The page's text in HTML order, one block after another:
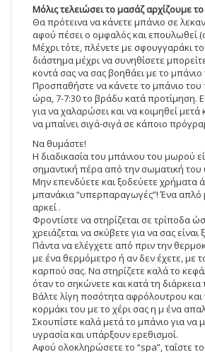
Μόλις τελειώσει το μασάζ αρχίζουμε
Θα πρότεινα να κάνετε μπάνιο σε
αφού πέσει ο ομφαλός και επουλωθεί
Μέχρι τότε, πλένετε με σφουγγαράκι
διάστημα μέχρι να συνηθίσετε
κοντά σας να σας βοηθάει με το
Προσπαθήστε να κάνετε το μπάνιο του
ώρα, 7-7:30 το βράδυ κατά προτίμηση.
για να χαλαρώσει και να κοιμηθεί μετά
να μπαίνει σιγά-σιγά σε κάποιο
Να θυμάστε!
Η διαδικασία του μπάνιου του μωρού
σημαντική πέρα από την σωματική του
Μην επενδύετε και ξοδεύετε χρήματα
μπανάκια “υπερπαραγωγές”! Ένα απλό
αρκεί .
Φροντίστε να στηρίζεται σε τρίποδα
χρειάζεται να σκύβετε για να σας είναι
Πάντα να ελέγχετε από πριν την
με ένα θερμόμετρο ή αν δεν έχετε, με
καρπού σας. Να στηρίζετε καλά το
όταν το σηκώνετε και κατά τη
Βάλτε λίγη ποσότητα αφρόλουτρου και
κορμάκι του με το χέρι σας η μ ένα
Σκουπίστε καλά μετά το μπάνιο για να
υγρασία και υπάρξουν ερεθισμοί.
Αφού ολοκληρώσετε το “spa”, ταΐστε